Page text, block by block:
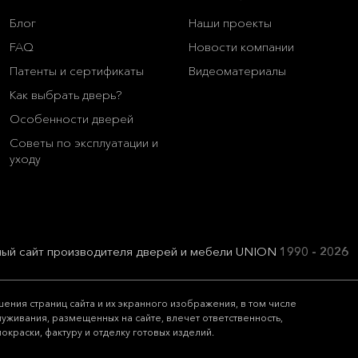
Блог
FAQ
Патенты и сертификаты
Как выбрать дверь?
Особенности дверей
Советы по эксплуатации и
уходу
Наши проекты
Новости компании
Видеоматериалы
сайт производителя дверей и мебели UNION 1990 - 2026
страниц сайта и их экранного изображения, в том числе
размещенных на сайте, влечет ответственность,
фактуру и отделку готовых изделий.